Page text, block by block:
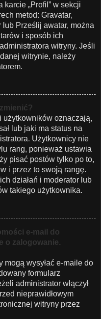
„Profil” w sekcji
metod: Gravatar,
Prześlij awatar, można
i sposób ich
witryny. Jeśli
witrynie, należy
użytkowników oznaczają,
lub jaki ma status na
Użytkownicy nie
rang, ponieważ ustawia
pisać postów tylko po to,
i przez to swoją rangę.
działań i moderator lub
takiego użytkownika.
e-mail do
o zalogowanie.
mogą wysyłać e-maile do
formularz
administrator włączył
nieprawidłowym
witryny przez